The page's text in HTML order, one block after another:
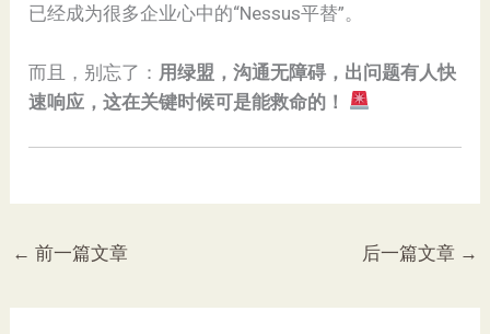
已经成为很多企业心中的“Nessus平替”。
而且，别忘了： 用绿盟，沟通无障碍，出问题有人快
速响应，这在关键时候可是能救命的！
← 前一篇文章 后一篇文章 →